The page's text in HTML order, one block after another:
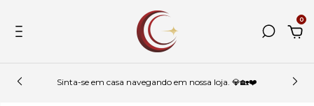
0
Sinta-se em casa navegando em nossa loja. 💎🏡❤️